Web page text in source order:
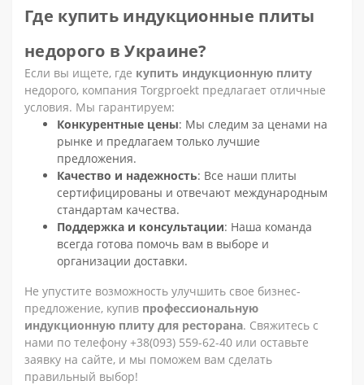
Где купить индукционные плиты
недорого в Украине?
Если вы ищете, где купить индукционную плиту
недорого, компания Torgproekt предлагает отличные
условия. Мы гарантируем:
Конкурентные цены: Мы следим за ценами на
рынке и предлагаем только лучшие
предложения.
Качество и надежность: Все наши плиты
сертифицированы и отвечают международным
стандартам качества.
Поддержка и консультации: Наша команда
всегда готова помочь вам в выборе и
организации доставки.
Не упустите возможность улучшить свое бизнес-
предложение, купив профессиональную
индукционную плиту для ресторана. Свяжитесь с
нами по телефону +38(093) 559-62-40 или оставьте
заявку на сайте, и мы поможем вам сделать
правильный выбор!